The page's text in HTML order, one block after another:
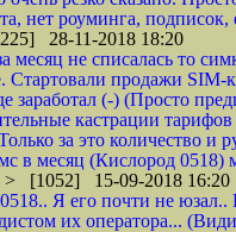
нет роуминга,
28-11-2018 18:20
месяц не списалась то
продажи SIM-
заработал (-) (Просто
кастрации
за это количество и
в месяц (Кислород 0518)
> [1052] 15-09-2018 16:20
Я его почти не
их оператора...